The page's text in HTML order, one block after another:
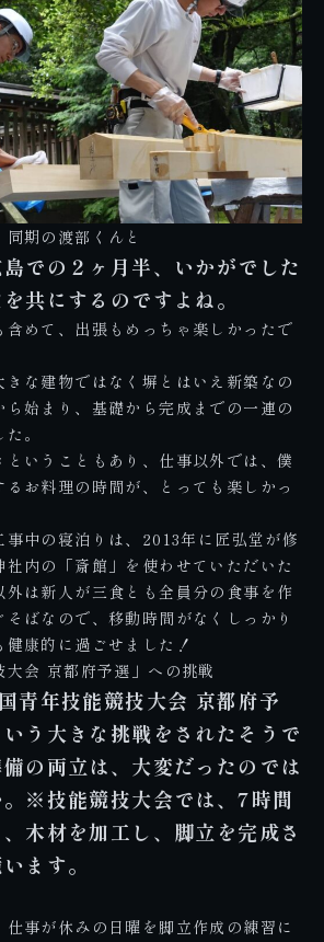
期の渡部くんと
での２ヶ月半、いかがでした
共にするのですよね。
含めて、出張もめっちゃ楽しかったで
な建物ではなく塀とはいえ新築なの
始まり、基礎から完成までの一連の
。
ということもあり、仕事以外では、僕
るお料理の時間が、とっても楽しかっ
中の寝泊りは、 2013年に匠弘堂が修
内の「斎館」 を使わせていただいた
外は新人が三食とも全員分の食事を作
そばなので、移動時間がなくしっかり
健康的に過ごせました！
大会 京都府予選」への挑戦
年技能競技大会 京都府予
う大きな挑戦をされたそうで
の両立は、大変だったのでは
。※技能競技大会では、7時間
木材を加工し、脚立を完成さ
ます。
仕事が休みの日曜を脚立作成の練習に